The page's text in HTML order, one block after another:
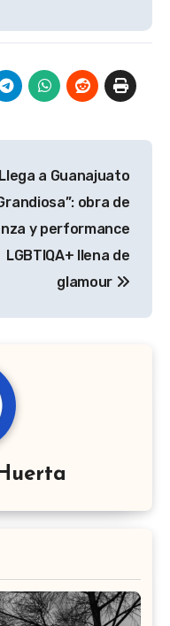
Llega a Guanajuato
obra de
y performance
LGBTIQA+ llena de
glamour